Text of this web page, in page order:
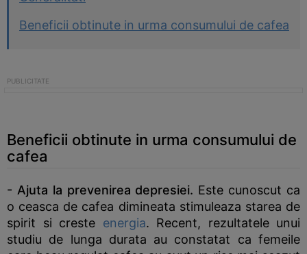
Beneficii obtinute in urma consumului de cafea
Beneficii obtinute in urma consumului de
cafea
- Ajuta la prevenirea depresiei. Este cunoscut ca
o ceasca de cafea dimineata stimuleaza starea de
spirit si creste energia. Recent, rezultatele unui
studiu de lunga durata au constatat ca femeile